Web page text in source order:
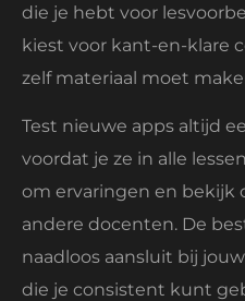
die je hebt voor
kiest voor kant-en-klare
zelf materiaal moet
Test nieuwe apps altijd
voordat je ze in alle
om ervaringen en bekijk
andere docenten. De
naadloos aansluit bij
die je consistent kunt